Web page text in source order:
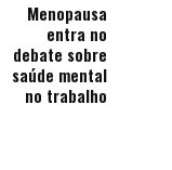
Menopausa
entra no
debate sobre
saúde mental
no trabalho